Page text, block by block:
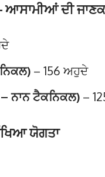
ਆਸਾਮੀਆਂ ਦੀ
– 156 ਅਹੁਦੇ
ਨਾਨ ਟੈਕਨਿਕਲ) –
ਯੋਗਤਾ